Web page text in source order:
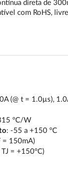
direta de
com RoHS,
(@ t = 1.0µs),
°C/W
: -55 a +150 °C
= 150mA)
= +150°C)